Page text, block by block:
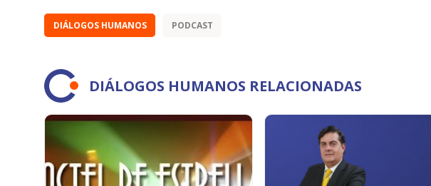
DIÁLOGOS HUMANOS PODCAST
DIÁLOGOS HUMANOS RELACIONADAS